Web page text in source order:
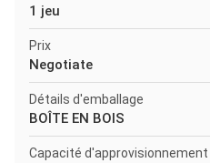
1 jeu
Prix
Negotiate
Détails d'emballage
BOÎTE EN BOIS
Capacité d'approvisionnement